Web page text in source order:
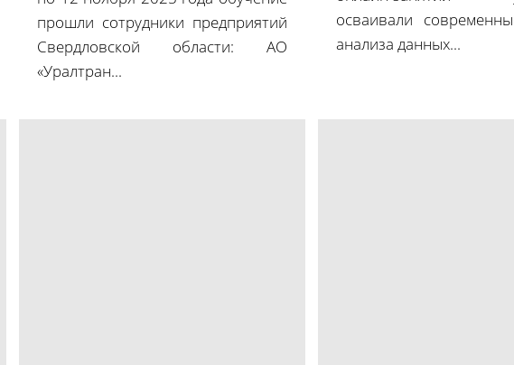
прошли сотрудники предприятий
Свердловской области: АО
«Уралтран...
осваивали
анализа данных...